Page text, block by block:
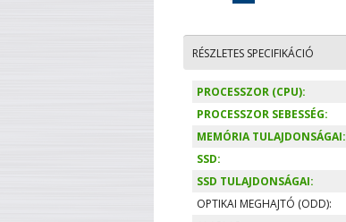
RÉSZLETES SPECIFIKÁCIÓ
PROCESSZOR (CPU):
PROCESSZOR SEBESSÉG:
MEMÓRIA TULAJDONSÁGAI:
SSD:
SSD TULAJDONSÁGAI:
OPTIKAI MEGHAJTÓ (ODD):